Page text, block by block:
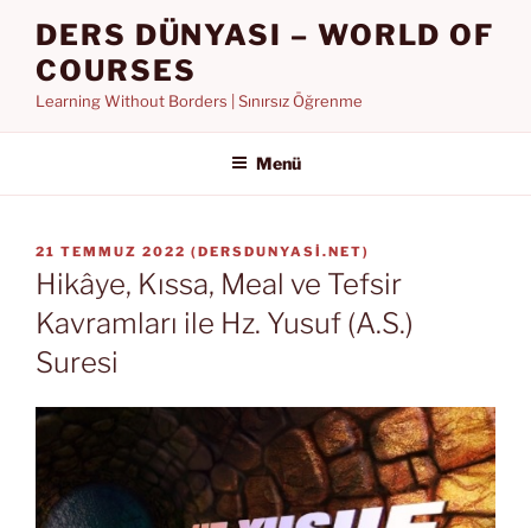
DERS DÜNYASI – WORLD OF
COURSES
Learning Without Borders | Sınırsız Öğrenme
Menü
YAYIM
TARIHI
21 TEMMUZ 2022 (DERSDUNYASI.NET)
Hikâye, Kıssa, Meal ve Tefsir
Kavramları ile Hz. Yusuf (A.S.)
Suresi